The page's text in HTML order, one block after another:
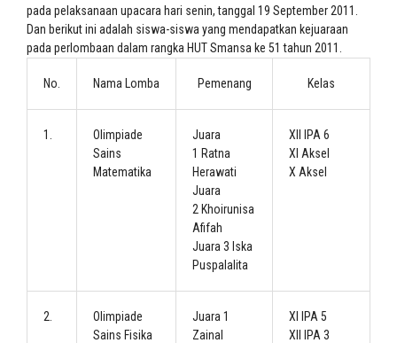
pada pelaksanaan upacara hari senin, tanggal 19 September 2011.
Dan berikut ini adalah siswa-siswa yang mendapatkan kejuaraan
pada perlombaan dalam rangka HUT Smansa ke 51 tahun 2011.
No. Nama Lomba Pemenang Kelas
1.
Olimpiade
Sains
Matematika
Juara
1 Ratna
Herawati
Juara
2 Khoirunisa
Afifah
Juara 3 Iska
Puspalalita
XII IPA 6
XI Aksel
X Aksel
2.
Olimpiade
Sains Fisika
Juara 1
Zainal
XI IPA 5
XII IPA 3